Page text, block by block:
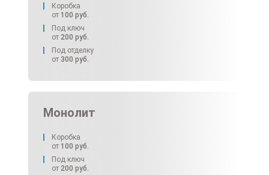
Коробка
от 100 руб.
Под ключ
от 200 руб.
Под отделку
от 300 руб.
Монолит
Коробка
от 100 руб.
Под ключ
от 200 руб.